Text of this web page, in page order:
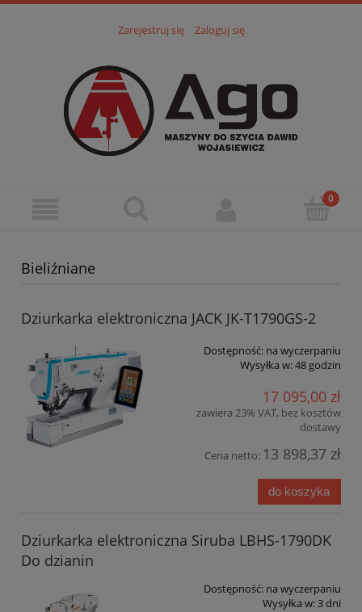
Zarejestruj się Zaloguj się
Bieliźniane
Dziurkarka elektroniczna JACK JK-T1790GS-2
Dostępność: na wyczerpaniu
Wysyłka w:48 godzin
17 095,00 zł
zawiera 23% VAT, bez kosztów
dostawy
Cena netto: 13 898,37 zł
do koszyka
Dziurkarka elektroniczna Siruba LBHS-1790DK
Do dzianin
Dostępność: na wyczerpaniu
Wysyłka w:3 dni